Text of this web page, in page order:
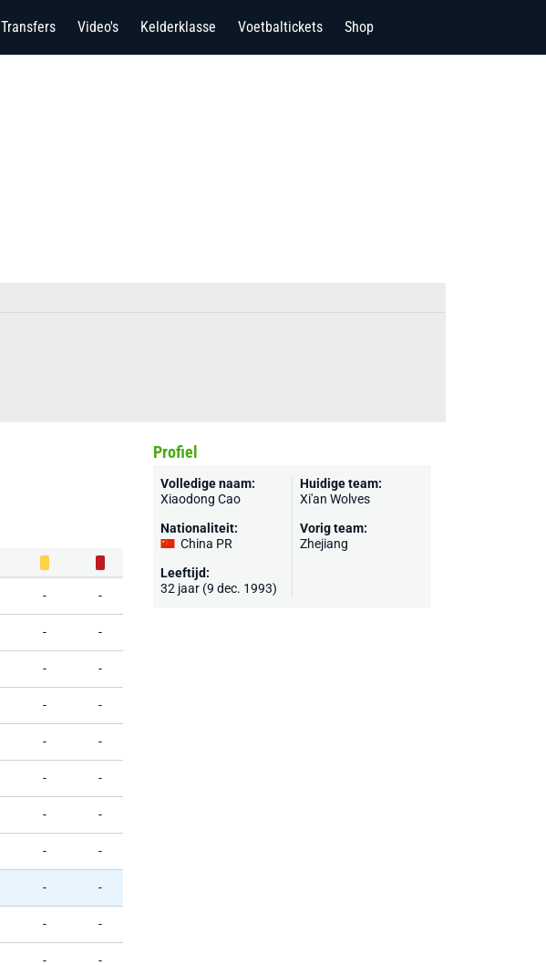
Transfers Video's Kelderklasse Voetbaltickets Shop
- -
- -
- -
- -
- -
- -
- -
- -
- -
- -
- -
Profiel
Volledige naam:
Xiaodong Cao
Nationaliteit:
China PR
Leeftijd:
32 jaar (9 dec. 1993)
Huidige team:
Xi'an Wolves
Vorig team:
Zhejiang